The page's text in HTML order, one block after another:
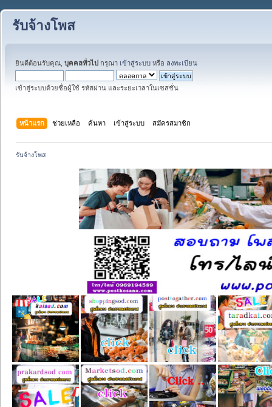
รับจ้างโพส
ยินดีต้อนรับคุณ, บุคคลทั่วไป กรุณา เข้าสู่ระบบ หรือ ลงทะเบียน
เข้าสู่ระบบด้วยชื่อผู้ใช้ รหัสผ่าน และระยะเวลาในเซสชั่น
หน้าแรก ช่วยเหลือ ค้นหา เข้าสู่ระบบ สมัครสมาชิก
รับจ้างโพส